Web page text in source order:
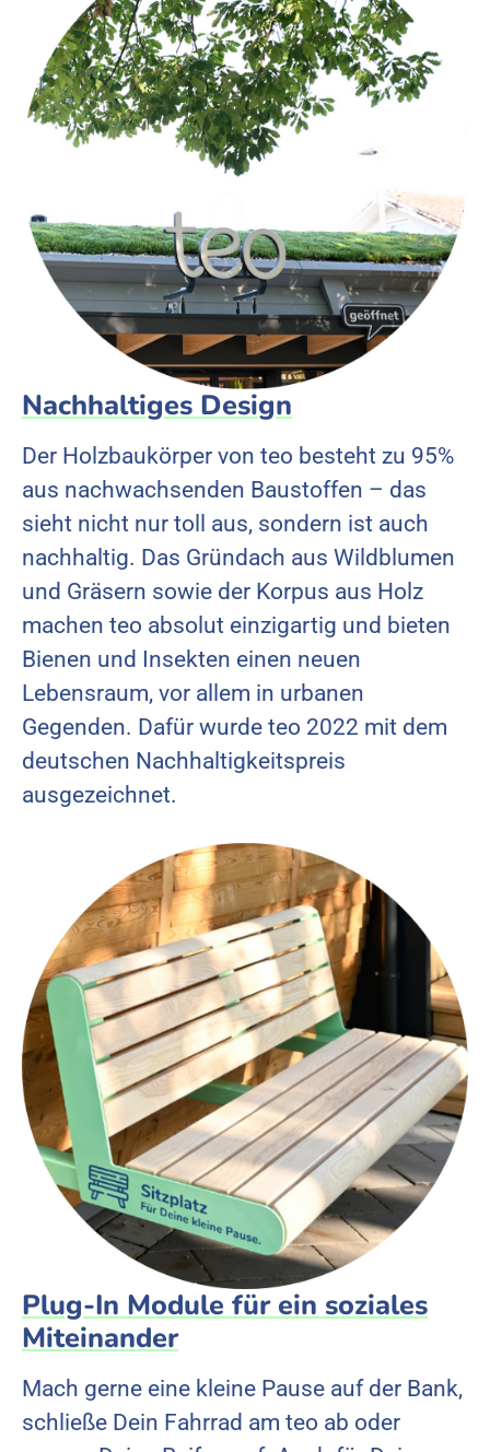
Nachhaltiges Design
Der Holzbaukörper von teo besteht zu 95%
aus nachwachsenden Baustoffen – das
sieht nicht nur toll aus, sondern ist auch
nachhaltig. Das Gründach aus Wildblumen
und Gräsern sowie der Korpus aus Holz
machen teo absolut einzigartig und bieten
Bienen und Insekten einen neuen
Lebensraum, vor allem in urbanen
Gegenden. Dafür wurde teo 2022 mit dem
deutschen Nachhaltigkeitspreis
ausgezeichnet.
Plug-In Module für ein soziales
Miteinander
Mach gerne eine kleine Pause auf der Bank,
schließe Dein Fahrrad am teo ab oder